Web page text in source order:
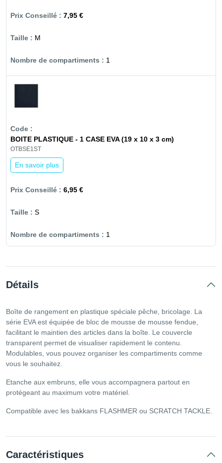
7,95 €
M
1
BOITE PLASTIQUE - 1 CASE EVA (19 x 10 x 3 cm)
OTBSE1ST
En savoir plus
6,95 €
S
1
Détails
Boîte de rangement en plastique spéciale pêche, bricolage. La
série EVA est équipée de bloc de mousse de mousse fendue,
facilitant le maintien des articles dans la boîte. Le couvercle
transparent permet de visualiser rapidement le contenu.
Modulables, vous pouvez organiser les compartiments comme
vous le souhaitez.
Etanche aux embruns, elle vous accompagnera partout en
protégeant au maximum votre matériel.
Compatible avec les bakkans FLASHMER ou SCRATCH TACKLE.
Caractéristiques